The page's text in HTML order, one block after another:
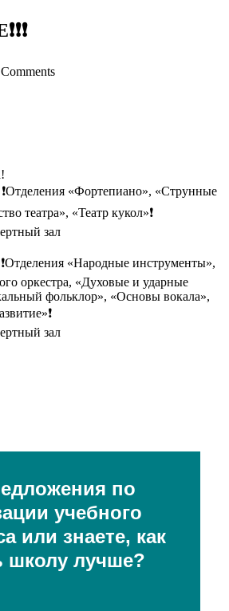
«Фортепиано», «Струнные
театра», «Театр кукол»❗
зал
«Народные инструменты»,
оркестра, «Духовые и ударные
фольклор», «Основы вокала»,
зал
по
учебного
или знаете, как
школу лучше?